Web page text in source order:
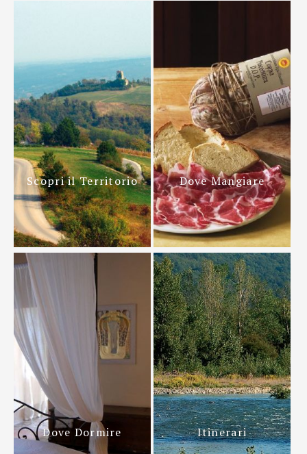
Scopri il Territorio Dove Mangiare
Dove Dormire Itinerari